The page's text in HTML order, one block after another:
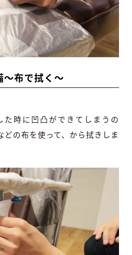
〜布で拭く〜
時に凹凸ができてしまうの
の布を使って、から拭きしま